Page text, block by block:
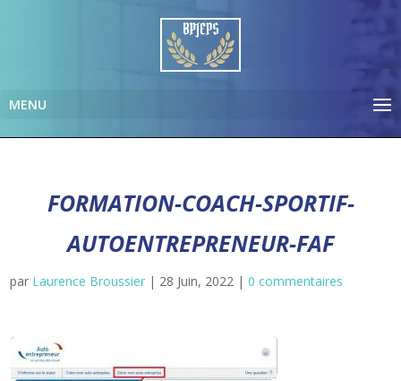
FORMATION-COACH-SPORTIF-
AUTOENTREPRENEUR-FAF
par Laurence Broussier | 28 Juin, 2022 |0 commentaires